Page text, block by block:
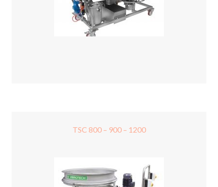
TSC 800 – 900 – 1200